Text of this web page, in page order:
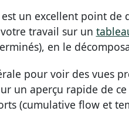
un excellent point
travail sur un
en le
pour voir des vues
un aperçu rapide de
(cumulative flow et